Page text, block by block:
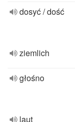
dosyć / dość
ziemlich
głośno
laut